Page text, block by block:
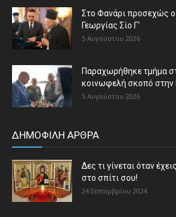
Στο Φανάρι προσεχώς ο
Γεωργίας Σίο Γ’
5 Αυγούστου 2026
Παραχωρήθηκε τμήμα
κοινωφελή σκοπό στην
5 Αυγούστου 2026
ΔΗΜΟΦΙΛΗ ΑΡΘΡΑ
Δες τι γίνεται όταν
στο σπίτι σου!
24 Σεπτεμβρίου 2024